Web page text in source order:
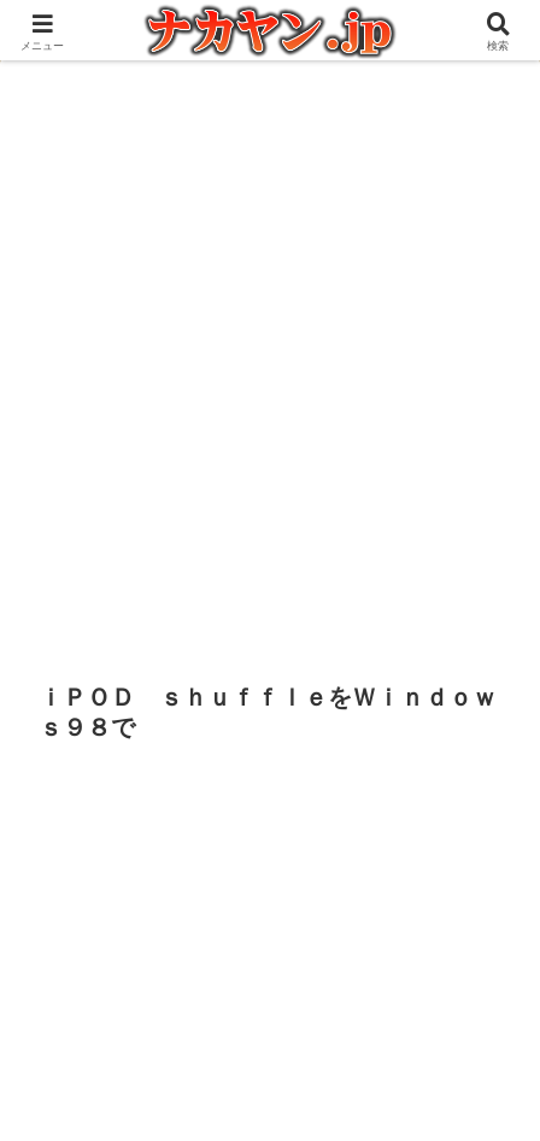
アウトドアとガジェット好きな管理人の愉快な日々を綴るブログ
ｉＰＯＤ ｓｈｕｆｆｌｅをＷｉｎｄｏｗ
ｓ９８で
メニュー 検索